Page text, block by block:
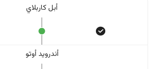
أبل كاربلاي
أندرويد أوتو